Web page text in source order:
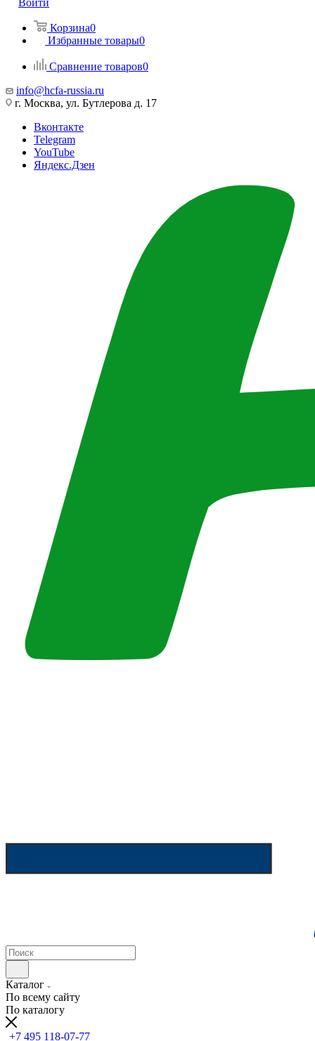
Войти
Корзина0
Избранные товары0
Сравнение товаров0
info@hcfa-russia.ru
г. Москва, ул. Бутлерова д. 17
Вконтакте
Telegram
YouTube
Яндекс.Дзен
Каталог
По всему сайту
По каталогу
+7 495 118-07-77